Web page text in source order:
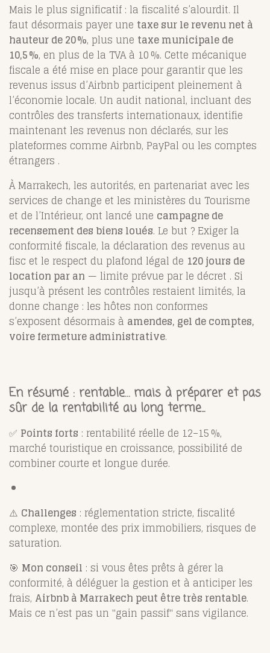
Mais le plus significatif : la fiscalité s’alourdit. Il
faut désormais payer une taxe sur le revenu net à
hauteur de 20 %, plus une taxe municipale de
10,5 %, en plus de la TVA à 10 %. Cette mécanique
fiscale a été mise en place pour garantir que les
revenus issus d’Airbnb participent pleinement à
l’économie locale. Un audit national, incluant des
contrôles des transferts internationaux, identifie
maintenant les revenus non déclarés, sur les
plateformes comme Airbnb, PayPal ou les comptes
étrangers .
À Marrakech, les autorités, en partenariat avec les
services de change et les ministères du Tourisme
et de l’Intérieur, ont lancé une campagne de
recensement des biens loués. Le but ? Exiger la
conformité fiscale, la déclaration des revenus au
fisc et le respect du plafond légal de 120 jours de
location par an — limite prévue par le décret . Si
jusqu’à présent les contrôles restaient limités, la
donne change : les hôtes non conformes
s’exposent désormais à amendes, gel de comptes,
voire fermeture administrative.
En résumé : rentable… mais à préparer et pas
sûr de la rentabilité au long terme...
✅ Points forts : rentabilité réelle de 12–15 %,
marché touristique en croissance, possibilité de
combiner courte et longue durée.
⚠️ Challenges : réglementation stricte, fiscalité
complexe, montée des prix immobiliers, risques de
saturation.
🎯 Mon conseil : si vous êtes prêts à gérer la
conformité, à déléguer la gestion et à anticiper les
frais, Airbnb à Marrakech peut être très rentable.
Mais ce n’est pas un "gain passif" sans vigilance.